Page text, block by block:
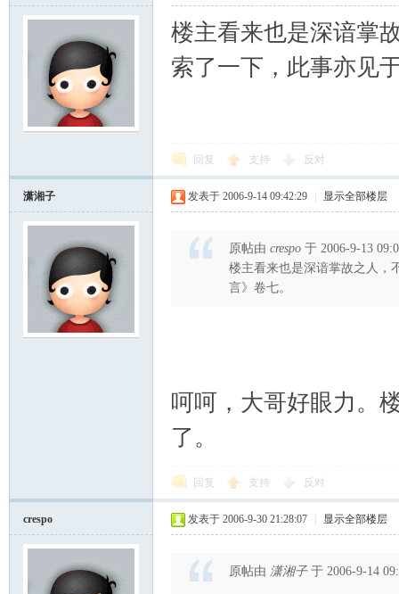
楼主看来也是深谙掌
索了一下，此事亦见
回复 支持 反对
潇湘子 发表于 2006-9-14 09:42:29 显示全部楼层
原帖由 crespo 于 2006-9-13
楼主看来也是深谙掌故之人，
言》卷七。
呵呵，大哥好眼力。
了。
回复 支持 反对
crespo 发表于 2006-9-30 21:28:07 显示全部楼层
原帖由 潇湘子于 2006-9-14